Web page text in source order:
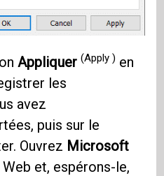
Appliquer(Apply ) en
les
avez
puis sur le
Ouvrez Microsoft
et, espérons-le,